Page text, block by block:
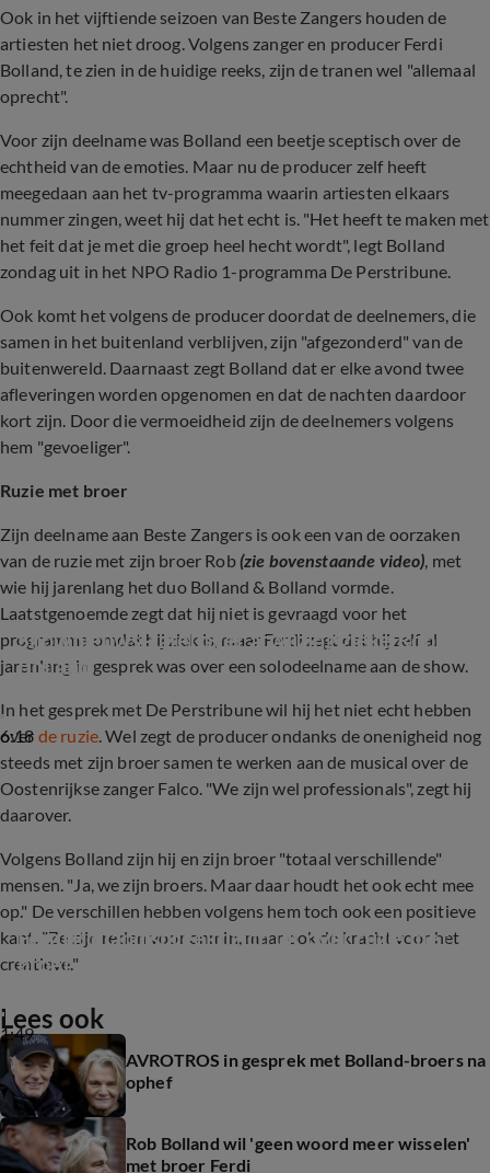
Ook in het vijftiende seizoen van Beste Zangers houden de
artiesten het niet droog. Volgens zanger en producer Ferdi
Bolland, te zien in de huidige reeks, zijn de tranen wel "allemaal
oprecht".
Voor zijn deelname was Bolland een beetje sceptisch over de
echtheid van de emoties. Maar nu de producer zelf heeft
meegedaan aan het tv-programma waarin artiesten elkaars
nummer zingen, weet hij dat het echt is. "Het heeft te maken met
het feit dat je met die groep heel hecht wordt", legt Bolland
zondag uit in het NPO Radio 1-programma De Perstribune.
Ook komt het volgens de producer doordat de deelnemers, die
samen in het buitenland verblijven, zijn "afgezonderd" van de
buitenwereld. Daarnaast zegt Bolland dat er elke avond twee
afleveringen worden opgenomen en dat de nachten daardoor
kort zijn. Door die vermoeidheid zijn de deelnemers volgens
hem "gevoeliger".
Ruzie met broer
Zijn deelname aan Beste Zangers is ook een van de oorzaken
van de ruzie met zijn broer Rob(zie bovenstaande video), met
wie hij jarenlang het duo Bolland & Bolland vormde.
Laatstgenoemde zegt dat hij niet is gevraagd voor het
programma omdat hij ziek is, maar Ferdi zegt dat hij zelf al
jarenlang in gesprek was over een solodeelname aan de show.
6:18
Shownieuws-tafel over afwijzing zieke Rob
Bolland
In het gesprek met De Perstribune wil hij het niet echt hebben
over de ruzie. Wel zegt de producer ondanks de onenigheid nog
steeds met zijn broer samen te werken aan de musical over de
Oostenrijkse zanger Falco. "We zijn wel professionals", zegt hij
daarover.
Volgens Bolland zijn hij en zijn broer "totaal verschillende"
mensen. "Ja, we zijn broers. Maar daar houdt het ook echt mee
op." De verschillen hebben volgens hem toch ook een positieve
kant. "Ze zijn reden voor onmin, maar ook de kracht voor het
creatieve."
1:49
Ferdi Bolland spreekt zich uit over ruzie met
broer
Lees ook
AVROTROS in gesprek met Bolland-broers na
ophef
Rob Bolland wil 'geen woord meer wisselen'
met broer Ferdi